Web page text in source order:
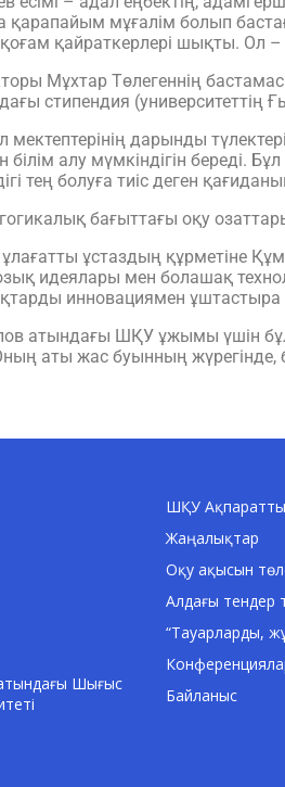
мұғалім болып
қайраткерлері шықты. Ол
Мұхтар Төлегеннің
стипендия (университеттің
мектептерінің дарынды
білім алу мүмкіндігін
тең болуға тиіс деген
бағыттағы оқу
ұстаздың құрметіне
идеялары мен болашақ
инновациямен ұштастыра
атындағы ШҚУ ұжымы үшін бұл
аты жас буынның
Шығыс
ШҚУ
Жаңалықтар
Оқу ақысын
Алдағы тендер
“Тауарларды,
Байланыс